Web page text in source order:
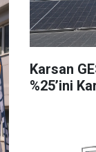
Karsan
%25’ini